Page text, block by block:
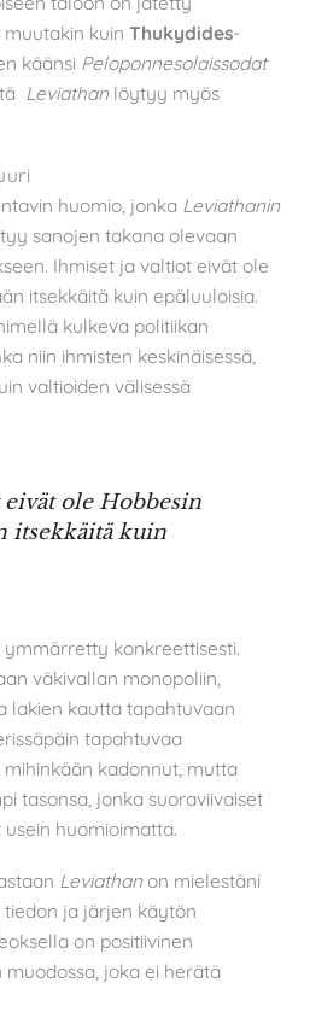
kuin Thukydides-
käänsi Peloponnesolaissodat
Leviathan löytyy myös
huomio, jonka Leviathanin
sanojen takana olevaan
Ihmiset ja valtiot eivät ole
itsekkäitä kuin epäluuloisia.
kulkeva politiikan
niin ihmisten keskinäisessä,
valtioiden välisessä
ole Hobbesin
itsekkäitä kuin
konkreettisesti.
väkivallan monopoliin,
lakien kautta tapahtuvaan
tapahtuvaa
kadonnut, mutta
tasonsa, jonka suoraviivaiset
huomioimatta.
Leviathan on mielestäni
tiedon ja järjen käytön
on positiivinen
joka ei herätä